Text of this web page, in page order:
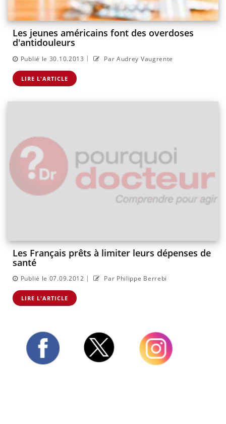
Les jeunes américains font des overdoses
d'antidouleurs
Publié le 30.10.2013 | Par Audrey Vaugrente
LIRE L'ARTICLE
Les Français prêts à limiter leurs dépenses de
santé
Publié le 07.09.2012 | Par Philippe Berrebi
LIRE L'ARTICLE